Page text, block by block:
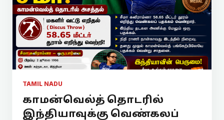
TAMIL NADU
காமன்வெல்த் தொடரில்
இந்தியாவுக்கு வெண்கலப்